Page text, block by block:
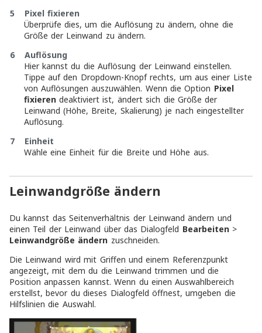
5 Pixel fixieren
Überprüfe dies, um die Auflösung zu ändern, ohne die
Größe der Leinwand zu ändern.
6 Auflösung
Hier kannst du die Auflösung der Leinwand einstellen.
Tippe auf den Dropdown-Knopf rechts, um aus einer Liste
von Auflösungen auszuwählen. Wenn die Option Pixel
fixierendeaktiviert ist, ändert sich die Größe der
Leinwand (Höhe, Breite, Skalierung) je nach eingestellter
Auflösung.
7 Einheit
Wähle eine Einheit für die Breite und Höhe aus.
Leinwandgröße ändern
Du kannst das Seitenverhältnis der Leinwand ändern und
einen Teil der Leinwand über das Dialogfeld Bearbeiten>
Leinwandgröße ändern zuschneiden.
Die Leinwand wird mit Griffen und einem Referenzpunkt
angezeigt, mit dem du die Leinwand trimmen und die
Position anpassen kannst. Wenn du einen Auswahlbereich
erstellst, bevor du dieses Dialogfeld öffnest, umgeben die
Hilfslinien die Auswahl.